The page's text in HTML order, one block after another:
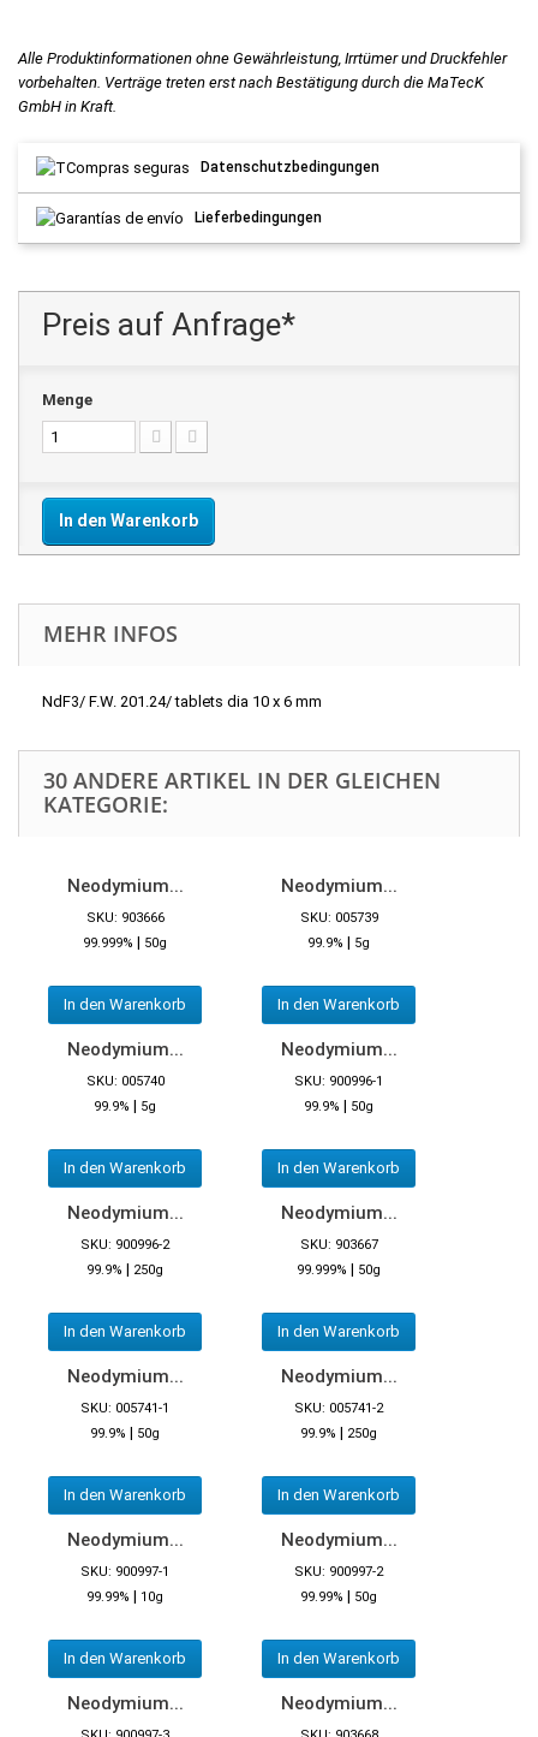
Alle Produktinformationen ohne Gewährleistung, Irrtümer und Druckfehler
vorbehalten. Verträge treten erst nach Bestätigung durch die MaTecK
GmbH in Kraft.
Datenschutzbedingungen
Lieferbedingungen
Preis auf Anfrage*
Menge
In den Warenkorb
MEHR INFOS
NdF3/ F.W. 201.24/ tablets dia 10 x 6 mm
30 ANDERE ARTIKEL IN DER GLEICHEN
KATEGORIE:
Neodymium...
SKU: 903666
99.999% | 50g
In den Warenkorb
Neodymium...
SKU: 005739
99.9% | 5g
In den Warenkorb
Neodymium...
SKU: 005740
99.9% | 5g
In den Warenkorb
Neodymium...
SKU: 900996-1
99.9% | 50g
In den Warenkorb
Neodymium...
SKU: 900996-2
99.9% | 250g
In den Warenkorb
Neodymium...
SKU: 903667
99.999% | 50g
In den Warenkorb
Neodymium...
SKU: 005741-1
99.9% | 50g
In den Warenkorb
Neodymium...
SKU: 005741-2
99.9% | 250g
In den Warenkorb
Neodymium...
SKU: 900997-1
99.99% | 10g
In den Warenkorb
Neodymium...
SKU: 900997-2
99.99% | 50g
In den Warenkorb
Neodymium... Neodymium...